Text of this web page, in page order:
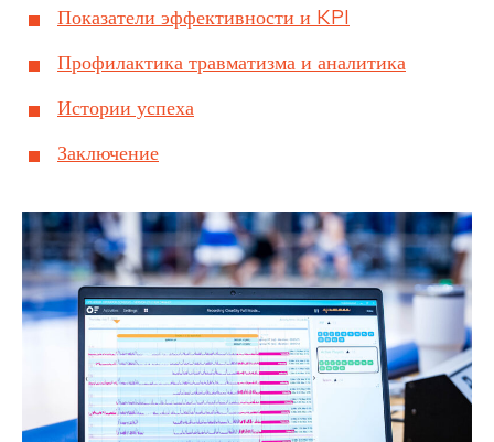
Показатели эффективности и KPI
Профилактика травматизма и аналитика
Истории успеха
Заключение